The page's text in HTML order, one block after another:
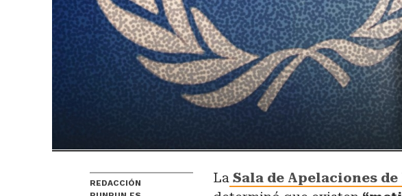
REDACCIÓN
La Sala de Apelaciones